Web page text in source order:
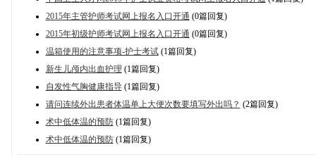
2015年主管护师考试网上报名入口开通 (0篇回复)
2015年初级护师考试网上报名入口开通 (0篇回复)
温箱使用的注意事项-护士考试(1篇回复)
新生儿颅内出血护理 (1篇回复)
自发性气胸健康指导(1篇回复)
请问连续外出患者体温单上大便次数要填写外出吗？ (2篇回复)
术中低体温的预防(1篇回复)
术中低体温的预防(1篇回复)